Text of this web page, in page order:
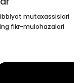
mutaxassislari
fikr-mulohazalari